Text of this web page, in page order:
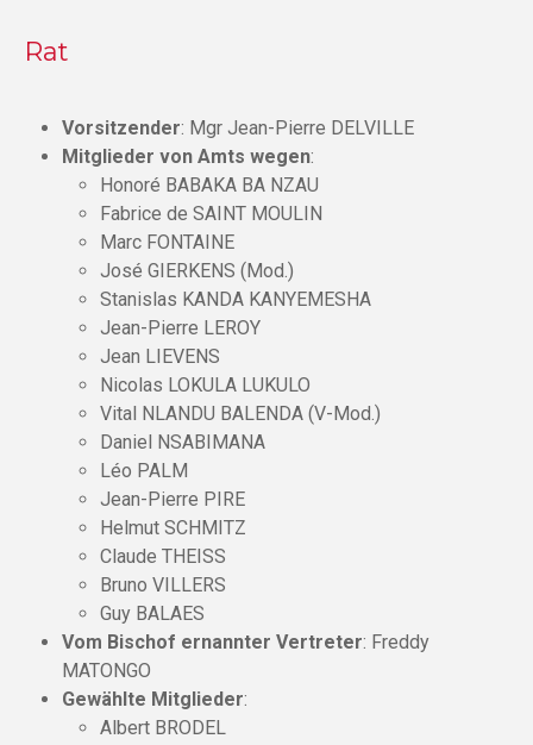
Rat
Vorsitzender: Mgr Jean-Pierre DELVILLE
Mitglieder von Amts wegen:
Honoré BABAKA BA NZAU
Fabrice de SAINT MOULIN
Marc FONTAINE
José GIERKENS (Mod.)
Stanislas KANDA KANYEMESHA
Jean-Pierre LEROY
Jean LIEVENS
Nicolas LOKULA LUKULO
Vital NLANDU BALENDA (V-Mod.)
Daniel NSABIMANA
Léo PALM
Jean-Pierre PIRE
Helmut SCHMITZ
Claude THEISS
Bruno VILLERS
Guy BALAES
Vom Bischof ernannter Vertreter: Freddy
MATONGO
Gewählte Mitglieder:
Albert BRODEL